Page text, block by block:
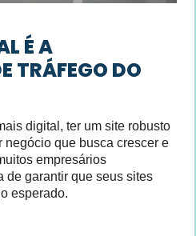
É A
TRÁFEGO DO
digital, ter um site robusto
que busca crescer e
empresários
de garantir que seus sites
esperado.